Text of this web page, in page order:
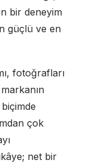
bir deneyim
güçlü ve en
fotoğrafları
çok
net bir